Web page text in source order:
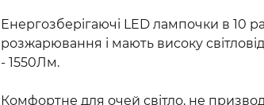
Енергозберігаючі LED лампочки в 10
розжарювання і мають високу
- 1550Лм.
Комфортне для очей світло, не